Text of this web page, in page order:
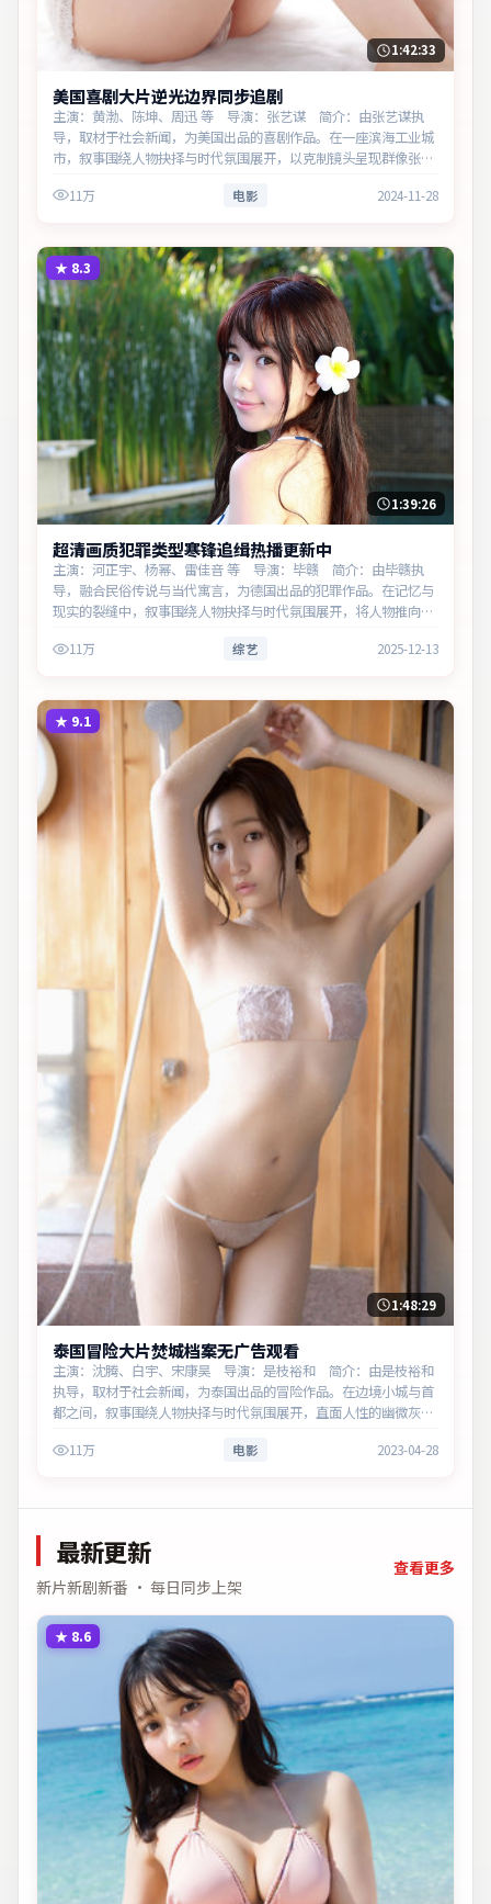
1:42:33
美国喜剧大片逆光边界同步追剧
主演：黄渤、陈坤、周迅 等 导演：张艺谋 简介：由张艺谋执
导，取材于社会新闻，为美国出品的喜剧作品。在一座滨海工业城
市，叙事围绕人物抉择与时代氛围展开，以克制镜头呈现群像张
11万 电影 2024-11-28
★ 8.3
1:39:26
超清画质犯罪类型寒锋追缉热播更新中
主演：河正宇、杨幂、雷佳音 等 导演：毕赣 简介：由毕赣执
导，融合民俗传说与当代寓言，为德国出品的犯罪作品。在记忆与
现实的裂缝中，叙事围绕人物抉择与时代氛围展开，将人物推向道
实意义。
11万 综艺 2025-12-13
★ 9.1
1:48:29
泰国冒险大片焚城档案无广告观看
主演：沈腾、白宇、宋康昊 导演：是枝裕和 简介：由是枝裕和
执导，取材于社会新闻，为泰国出品的冒险作品。在边境小城与首
都之间，叙事围绕人物抉择与时代氛围展开，直面人性的幽微灰
11万 电影 2023-04-28
最新更新
新片新剧新番 · 每日同步上架
查看更多
★ 8.6